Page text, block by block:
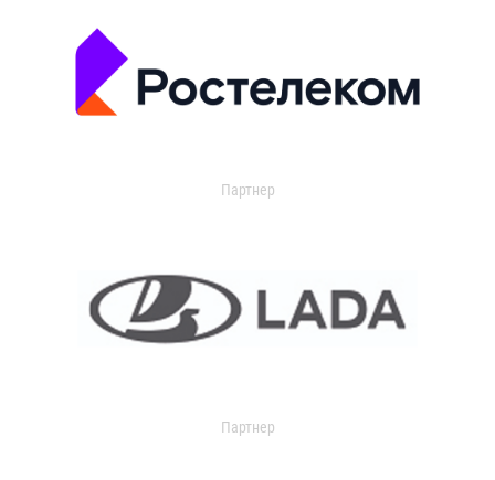
Партнер
Партнер